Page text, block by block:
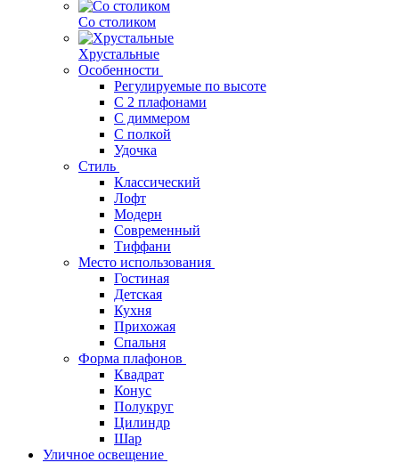
Со столиком
Хрустальные
Особенности
Регулируемые по высоте
С 2 плафонами
С диммером
С полкой
Удочка
Стиль
Классический
Лофт
Модерн
Современный
Тиффани
Место использования
Гостиная
Детская
Кухня
Прихожая
Спальня
Форма плафонов
Квадрат
Конус
Полукруг
Цилиндр
Шар
Уличное освещение